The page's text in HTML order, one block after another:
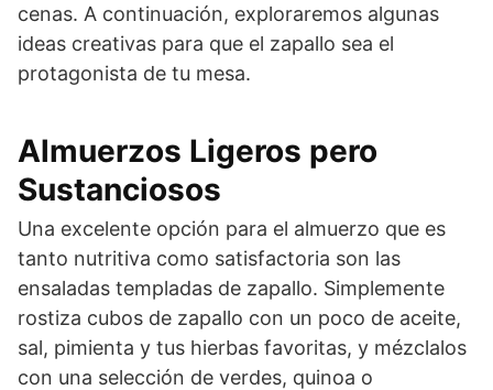
cenas. A continuación, exploraremos algunas
ideas creativas para que el zapallo sea el
protagonista de tu mesa.
Almuerzos Ligeros pero
Sustanciosos
Una excelente opción para el almuerzo que es
tanto nutritiva como satisfactoria son las
ensaladas templadas de zapallo. Simplemente
rostiza cubos de zapallo con un poco de aceite,
sal, pimienta y tus hierbas favoritas, y mézclalos
con una selección de verdes, quinoa o